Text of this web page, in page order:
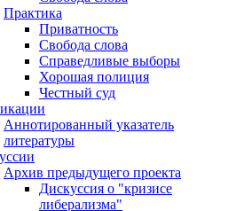
Практика
Приватность
Свобода слова
Справедливые выборы
Хорошая полиция
Честный суд
Аннотированный указатель
литературы
Архив предыдущего проекта
Дискуссия о "кризисе
либерализма"